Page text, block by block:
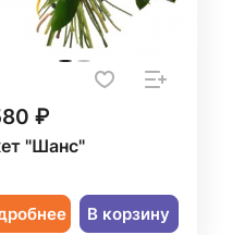
₽
"Шанс"
В корзину